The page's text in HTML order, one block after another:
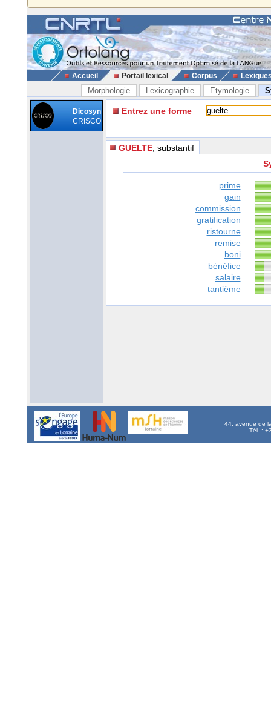
Accueil Portail lexical Corpus
Morphologie Lexicographie Etymologie
Dicosyn
CRISCO
Entrez une forme
GUELTE , substantif
prime
gain
commission
gratification
ristourne
remise
boni
bénéfice
salaire
tantième
44, avenue de
Tél. :